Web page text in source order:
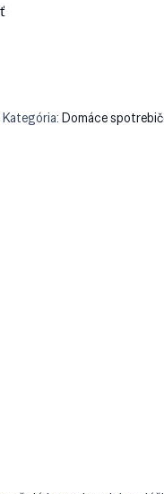
Kategória:Domáce